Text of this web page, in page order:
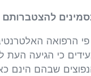
הרפואה
כי הגיעה העת
שבהם הינם